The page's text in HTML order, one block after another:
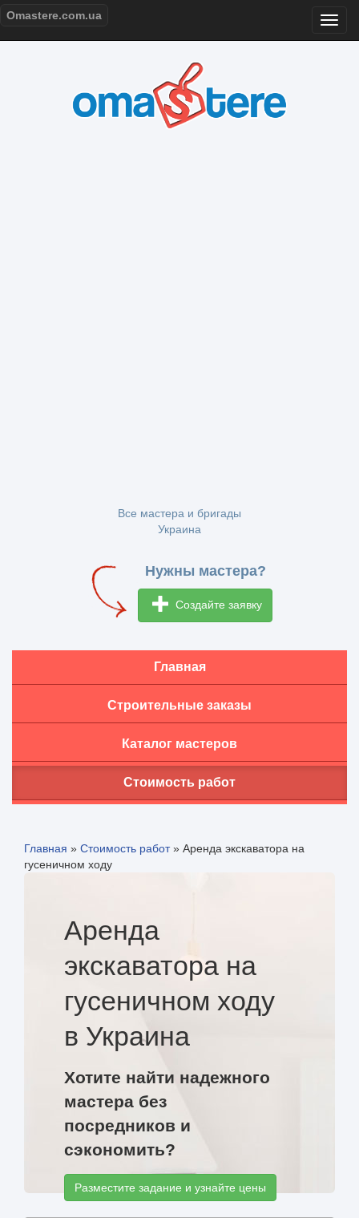
Omastere.com.ua
Все мастера и бригады
Украина
Нужны мастера?
Создайте заявку
Главная
Строительные заказы
Каталог мастеров
Стоимость работ
Главная » Стоимость работ» Аренда экскаватора на
гусеничном ходу
Аренда
экскаватора на
гусеничном ходу
в Украина
Хотите найти надежного
мастера без
посредников и
сэкономить?
Разместите задание и узнайте цены